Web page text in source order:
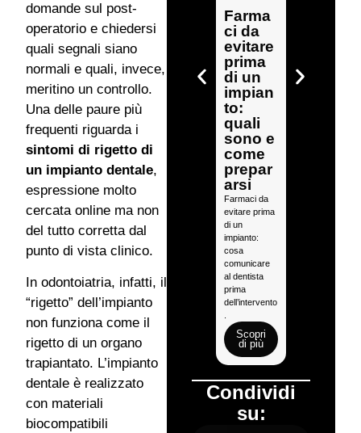
domande sul post-
operatorio e chiedersi
quali segnali siano
normali e quali, invece,
meritino un controllo.
Una delle paure più
frequenti riguarda i
sintomi di rigetto di
un impianto dentale,
espressione molto
cercata online ma non
del tutto corretta dal
punto di vista clinico.
In odontoiatria, infatti, il
“rigetto” dell’impianto
non funziona come il
rigetto di un organo
trapiantato. L’impianto
dentale è realizzato
con materiali
biocompatibili
Farma
ci da
evitare
prima
di un
impian
to:
quali
sono e
come
prepar
arsi
Farmaci da
evitare prima
di un
impianto:
cosa
comunicare
al dentista
prima
dell’intervento
Scopri
di più
succe
de e
Condividi
su: